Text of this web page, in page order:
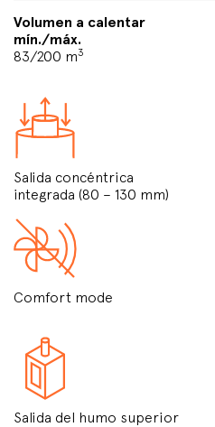
Volumen a calentar
mín./máx.
83/200 m3
Salida concéntrica
integrada (80 – 130 mm)
Comfort mode
Salida del humo superior